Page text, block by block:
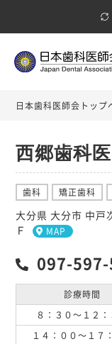
日本歯科医師会トップ
西郷歯科
歯科 矯正歯科
大分県 大分市 中
Ｆ
MAP
097-
診療時間
８：３０～１２：
１４：００～１７